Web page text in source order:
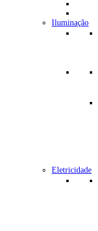
Iluminação
Eletricidade